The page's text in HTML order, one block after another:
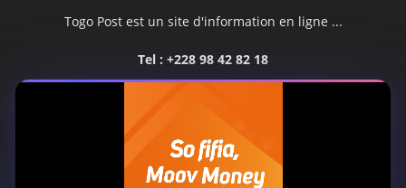
Togo Post est un site d'information en ligne ...
Tel : +228 98 42 82 18
SUIVEZ NOUS